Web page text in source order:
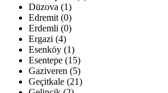
Düzova (1)
Edremit (0)
Erdemli (0)
Ergazi (4)
Esenköy (1)
Esentepe (15)
Gaziveren (5)
Geçitkale (21)